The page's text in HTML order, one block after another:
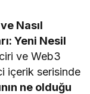
Nasıl
Yeni Nesil
ve Web3
içerik serisinde
ne olduğu